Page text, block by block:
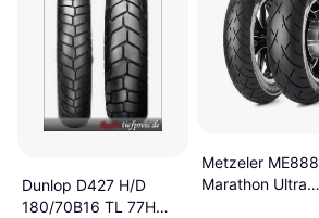
Dunlop D427 H/D
180/70B16 TL 77H
Metzeler ME888
Marathon Ultra